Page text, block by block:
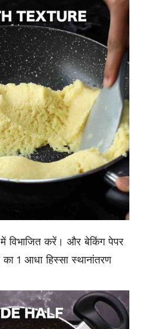
में विभाजित करें। और बेकिंग पेपर
1 आधा हिस्सा स्थानांतरण